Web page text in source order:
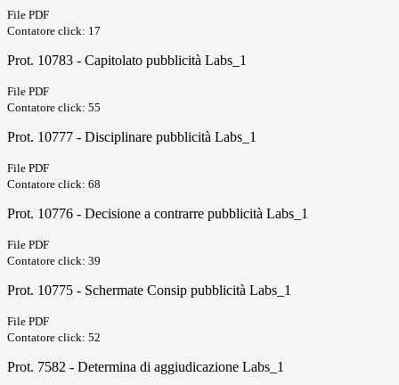
File PDF
Contatore click: 17
Prot. 10783 - Capitolato pubblicità Labs_1
File PDF
Contatore click: 55
Prot. 10777 - Disciplinare pubblicità Labs_1
File PDF
Contatore click: 68
Prot. 10776 - Decisione a contrarre pubblicità Labs_1
File PDF
Contatore click: 39
Prot. 10775 - Schermate Consip pubblicità Labs_1
File PDF
Contatore click: 52
Prot. 7582 - Determina di aggiudicazione Labs_1